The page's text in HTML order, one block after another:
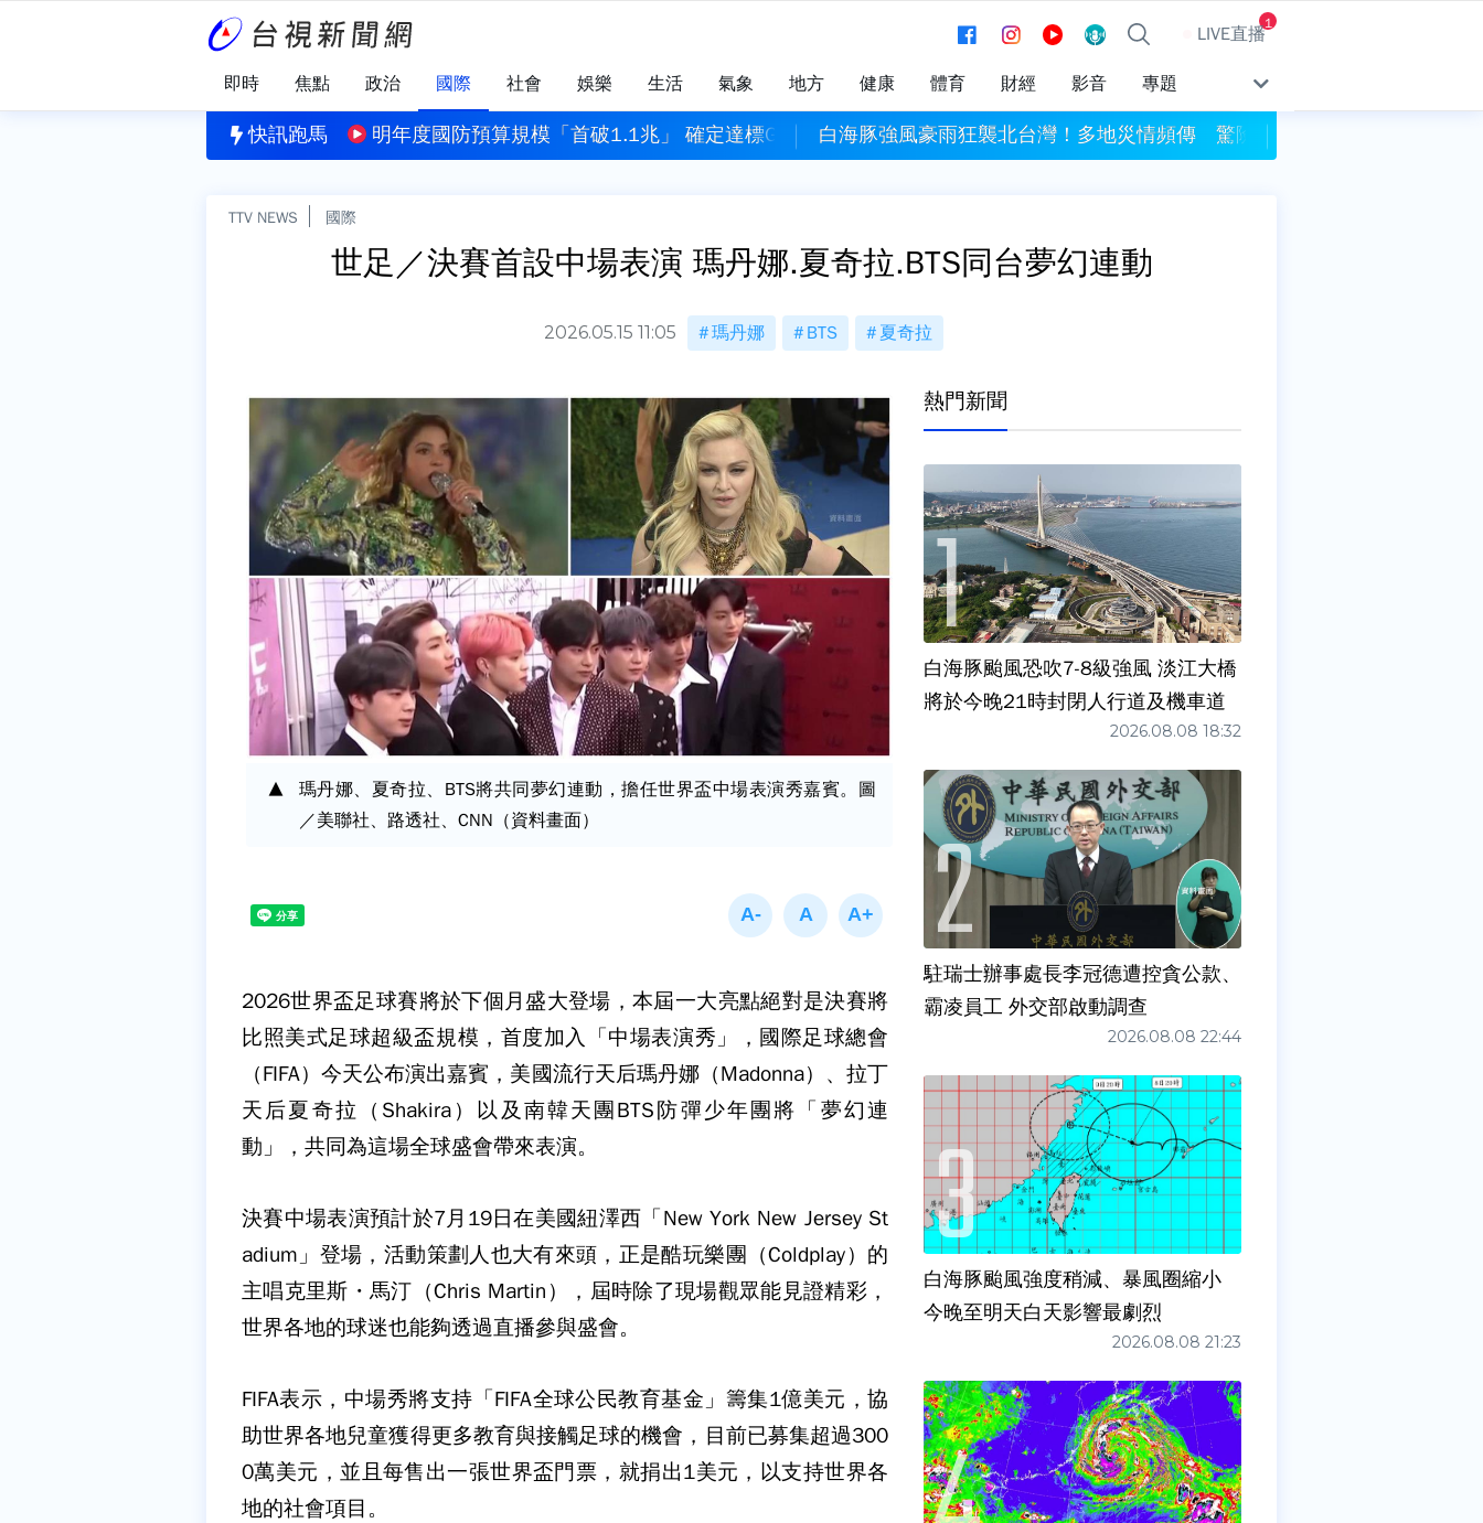
LIVE直播1
即時 焦點 政治 國際 社會 娛樂 生活 氣象 地方 健康 體育 財經 影音 專題
快訊跑馬
雨！楊梅20年老樹倒下砸車 新竹尖石同車高巨石崩落明年度國防預算規模「首破1.1兆」 確定達標GDP 3%！白海豚強風豪雨狂襲北台灣！多地災情頻傳 驚險畫面曝光
TTV NEWS 國際
世足／決賽首設中場表演 瑪丹娜.夏奇拉.BTS同台夢幻連動
2026.05.15 11:05 瑪丹娜 BTS 夏奇拉
瑪丹娜、夏奇拉、BTS將共同夢幻連動，擔任世界盃中場表演秀嘉賓。圖
／美聯社、路透社、CNN（資料畫面）
2026世界盃足球賽將於下個月盛大登場，本屆一大亮點絕對是決賽將
比照美式足球超級盃規模，首度加入「中場表演秀」，國際足球總會
（FIFA）今天公布演出嘉賓，美國流行天后瑪丹娜（Madonna）、拉丁
天后夏奇拉（Shakira）以及南韓天團BTS防彈少年團將「夢幻連
動」，共同為這場全球盛會帶來表演。
決賽中場表演預計於7月19日在美國紐澤西「New York New Jersey St
adium」登場，活動策劃人也大有來頭，正是酷玩樂團（Coldplay）的
主唱克里斯・馬汀（Chris Martin），屆時除了現場觀眾能見證精彩，
世界各地的球迷也能夠透過直播參與盛會。
FIFA表示，中場秀將支持「FIFA全球公民教育基金」籌集1億美元，協
助世界各地兒童獲得更多教育與接觸足球的機會，目前已募集超過300
0萬美元，並且每售出一張世界盃門票，就捐出1美元，以支持世界各
地的社會項目。
熱門新聞
白海豚颱風恐吹7-8級強風 淡江大橋
將於今晚21時封閉人行道及機車道
2026.08.08 18:32
駐瑞士辦事處長李冠德遭控貪公款、
霸凌員工 外交部啟動調查
2026.08.08 22:44
白海豚颱風強度稍減、暴風圈縮小
今晚至明天白天影響最劇烈
2026.08.08 21:23